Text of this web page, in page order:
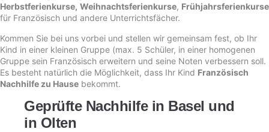
Herbstferienkurse, Weihnachtsferienkurse, Frühjahrsferienkurse
für Französisch und andere Unterrichtsfächer.
Kommen Sie bei uns vorbei und stellen wir gemeinsam fest, ob Ihr
Kind in einer kleinen Gruppe (max. 5 Schüler, in einer homogenen
Gruppe sein Französisch erweitern und seine Noten verbessern soll.
Es besteht natürlich die Möglichkeit, dass Ihr Kind Französisch
Nachhilfe zu Hause bekommt.
Geprüfte Nachhilfe in Basel und
in Olten